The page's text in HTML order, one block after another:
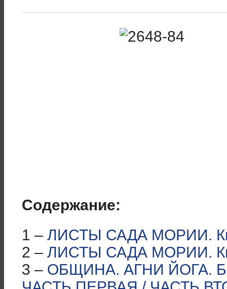
Содержание:
1 – ЛИСТЫ САДА МОРИИ.
2 – ЛИСТЫ САДА МОРИИ.
3 – ОБЩИНА. АГНИ ЙОГА.